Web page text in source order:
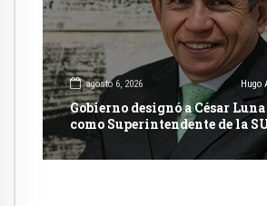
agosto 6, 2026 Hugo
Gobierno designó a César
como Superintendente de la